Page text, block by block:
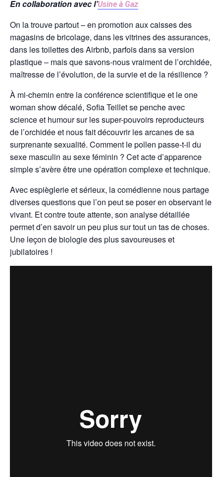
En collaboration avec l’Usine à Gaz
On la trouve partout – en promotion aux caisses des
magasins de bricolage, dans les vitrines des assurances,
dans les toilettes des Airbnb, parfois dans sa version
plastique – mais que savons-nous vraiment de l’orchidée,
maîtresse de l’évolution, de la survie et de la résilience ?
À mi-chemin entre la conférence scientifique et le one
woman show décalé, Sofia Teillet se penche avec
science et humour sur les super-pouvoirs reproducteurs
de l’orchidée et nous fait découvrir les arcanes de sa
surprenante sexualité. Comment le pollen passe-t-il du
sexe masculin au sexe féminin ? Cet acte d’apparence
simple s’avère être une opération complexe et technique.
Avec espièglerie et sérieux, la comédienne nous partage
diverses questions que l’on peut se poser en observant le
vivant. Et contre toute attente, son analyse détaillée
permet d’en savoir un peu plus sur tout un tas de choses.
Une leçon de biologie des plus savoureuses et
jubilatoires !